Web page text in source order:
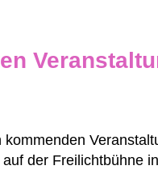
auf der Freilichtbühne